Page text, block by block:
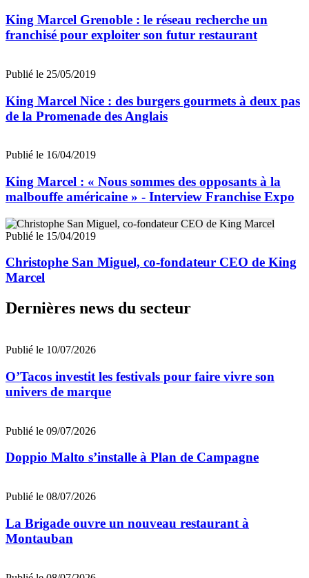
King Marcel Grenoble : le réseau recherche un
franchisé pour exploiter son futur restaurant
Publié le 25/05/2019
King Marcel Nice : des burgers gourmets à deux pas
de la Promenade des Anglais
Publié le 16/04/2019
King Marcel : « Nous sommes des opposants à la
malbouffe américaine » - Interview Franchise Expo
Publié le 15/04/2019
Christophe San Miguel, co-fondateur CEO de King
Marcel
Dernières news du secteur
Publié le 10/07/2026
O’Tacos investit les festivals pour faire vivre son
univers de marque
Publié le 09/07/2026
Doppio Malto s’installe à Plan de Campagne
Publié le 08/07/2026
La Brigade ouvre un nouveau restaurant à
Montauban